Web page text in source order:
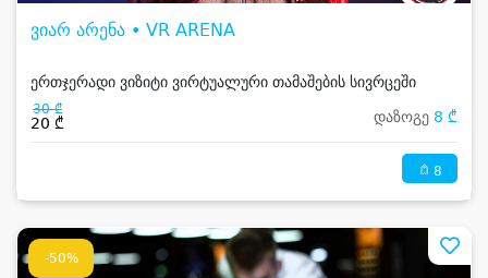
ვიარ არენა • VR ARENA
ერთჯერადი ვიზიტი ვირტუალური თამაშების სივრცეში
30 ₾
20 ₾ დაზოგე 8 ₾
8
-50%